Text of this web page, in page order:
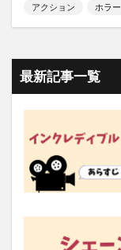
アクション ホラー
最新記事一覧